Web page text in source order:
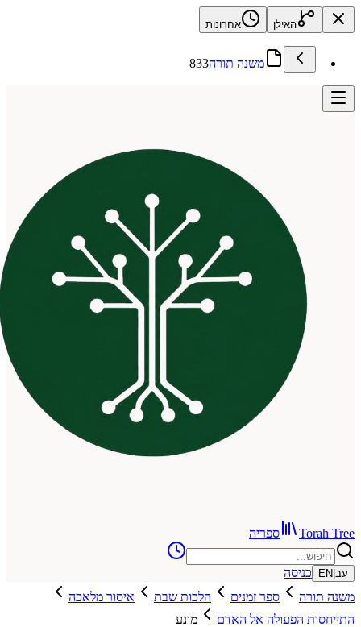
האילן אחרונות
משנה תורה833
ספריה
כניסה
ספר זמנים הלכות שבת
איסור מלאכה
הפעולה אל האדם
מונע